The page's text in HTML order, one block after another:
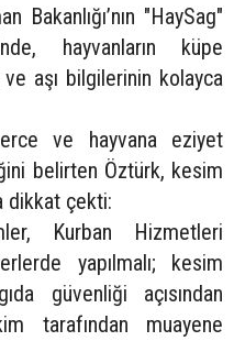
Bakanlığı’nın "HaySag"
hayvanların küpe
ve aşı bilgilerinin kolayca
ve hayvana eziyet
belirten Öztürk, kesim
dikkat çekti:
Kurban Hizmetleri
yapılmalı; kesim
güvenliği açısından
tarafından muayene